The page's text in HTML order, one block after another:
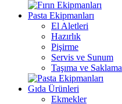
Pasta Ekipmanları
El Aletleri
Hazırlık
Pişirme
Servis ve Sunum
Taşıma ve Saklama
Gıda Ürünleri
Ekmekler